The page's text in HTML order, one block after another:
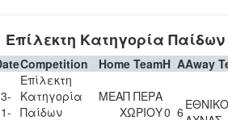
Επίλεκτη Κατηγορία Παίδων
Competition Home TeamH AAway
Επίλεκτη
Κατηγορία
Παίδων
ΜΕΑΠ ΠΕΡΑ
ΧΩΡΙΟΥ0 6